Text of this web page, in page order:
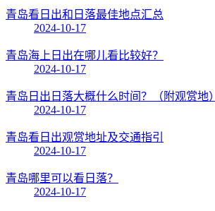
青岛看日出和日落最佳地点汇总
2024-10-17
青岛海上日出在哪儿看比较好？
2024-10-17
青岛日出日落大概什么时间？（附观赏地）
2024-10-17
青岛看日出观赏地址及交通指引
2024-10-17
青岛哪里可以看日落？
2024-10-17